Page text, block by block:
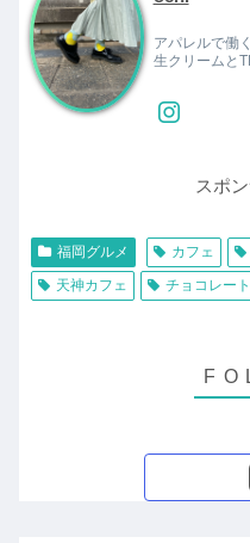
アパレルで働
生クリームと
スポ
福岡グルメ カフェ
天神カフェ
チョコレー